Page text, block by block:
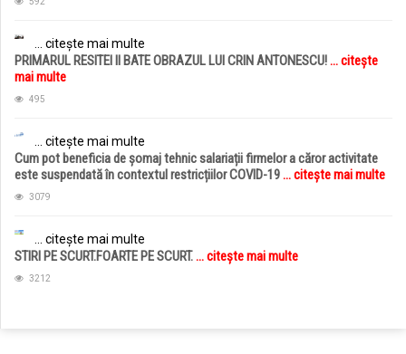
... citește mai multe
PRIMARUL RESITEI II BATE OBRAZUL LUI CRIN ANTONESCU!... citește
mai multe
495
... citește mai multe
Cum pot beneficia de șomaj tehnic salariații firmelor a căror activitate
este suspendată în contextul restricțiilor COVID-19... citește mai multe
3079
... citește mai multe
STIRI PE SCURT.FOARTE PE SCURT.... citește mai multe
3212